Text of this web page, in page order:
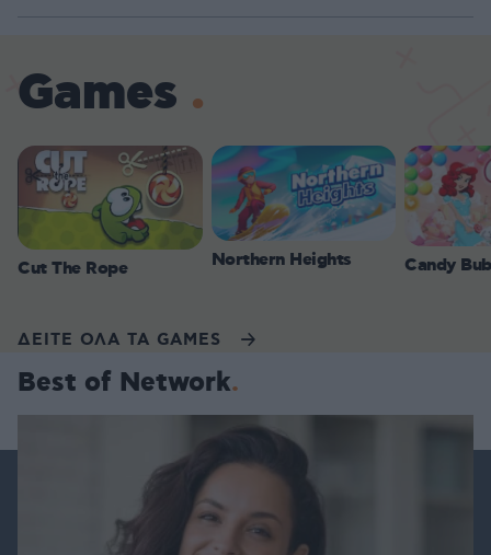
Games
Cut The Rope Northern Heights Candy
ΔΕΙΤΕ ΟΛΑ ΤΑ GAMES
Best of Network